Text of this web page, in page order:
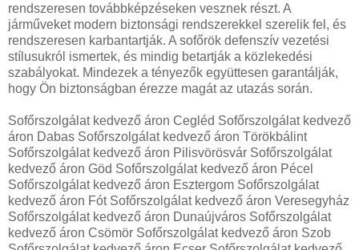
rendszeresen továbbképzéseken vesznek részt. A
járműveket modern biztonsági rendszerekkel szerelik fel, és
rendszeresen karbantartják. A sofőrök defenszív vezetési
stílusukról ismertek, és mindig betartják a közlekedési
szabályokat. Mindezek a tényezők együttesen garantálják,
hogy Ön biztonságban érezze magát az utazás során.
Sofőrszolgálat kedvező áron Cegléd Sofőrszolgálat kedvező
áron Dabas Sofőrszolgálat kedvező áron Törökbálint
Sofőrszolgálat kedvező áron Pilisvörösvár Sofőrszolgálat
kedvező áron Göd Sofőrszolgálat kedvező áron Pécel
Sofőrszolgálat kedvező áron Esztergom Sofőrszolgálat
kedvező áron Fót Sofőrszolgálat kedvező áron Veresegyház
Sofőrszolgálat kedvező áron Dunaújváros Sofőrszolgálat
kedvező áron Csömör Sofőrszolgálat kedvező áron Szob